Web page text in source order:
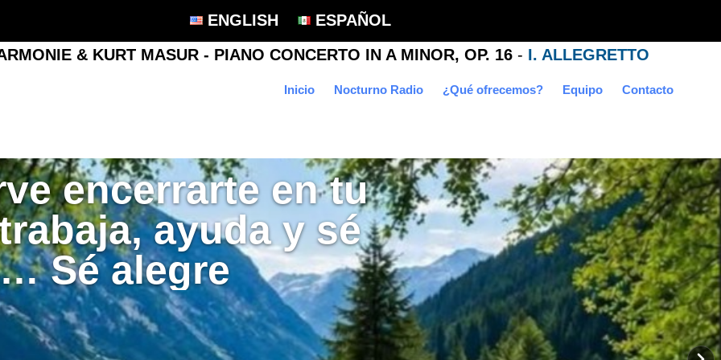
ENGLISH ESPAÑOL
Inicio Nocturno Radio ¿Qué ofrecemos? Equipo Contacto
encerrarte en tu
ayuda y sé
Sé alegre